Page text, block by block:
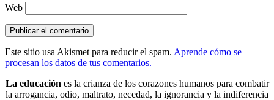
Web
Este sitio usa Akismet para reducir el spam. Aprende cómo se
procesan los datos de tus comentarios.
La educaciónes la crianza de los corazones humanos para combatir
la arrogancia, odio, maltrato, necedad, la ignorancia y la indiferencia